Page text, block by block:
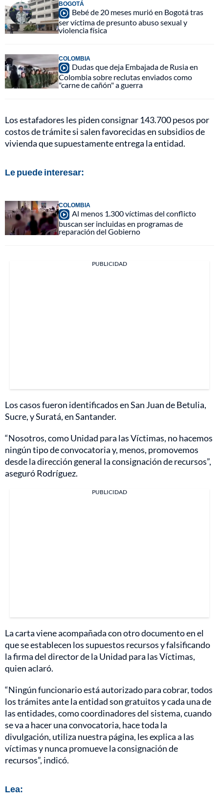
BOGOTÁ
Bebé de 20 meses murió en Bogotá tras
ser víctima de presunto abuso sexual y
violencia física
COLOMBIA
Dudas que deja Embajada de Rusia en
Colombia sobre reclutas enviados como
"carne de cañón" a guerra
Los estafadores les piden consignar 143.700 pesos por
costos de trámite si salen favorecidas en subsidios de
vivienda que supuestamente entrega la entidad.
Le puede interesar:
COLOMBIA
Al menos 1.300 víctimas del conflicto
buscan ser incluidas en programas de
reparación del Gobierno
PUBLICIDAD
Los casos fueron identificados en San Juan de Betulia,
Sucre, y Suratá, en Santander.
“Nosotros, como Unidad para las Víctimas, no hacemos
ningún tipo de convocatoria y, menos, promovemos
desde la dirección general la consignación de recursos”,
aseguró Rodríguez.
PUBLICIDAD
La carta viene acompañada con otro documento en el
que se establecen los supuestos recursos y falsificando
la firma del director de la Unidad para las Víctimas,
quien aclaró.
“Ningún funcionario está autorizado para cobrar, todos
los trámites ante la entidad son gratuitos y cada una de
las entidades, como coordinadores del sistema, cuando
se va a hacer una convocatoria, hace toda la
divulgación, utiliza nuestra página, les explica a las
víctimas y nunca promueve la consignación de
recursos”, indicó.
Lea: